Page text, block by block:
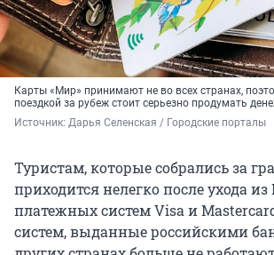
Карты «Мир» принимают не во всех странах,
поездкой за рубеж стоит серьезно продумать
Источник: Дарья Селенская / Городские порталы
Туристам, которые собрались за
приходится нелегко после ухода из
платежных систем Visa и
систем, выданные российскими